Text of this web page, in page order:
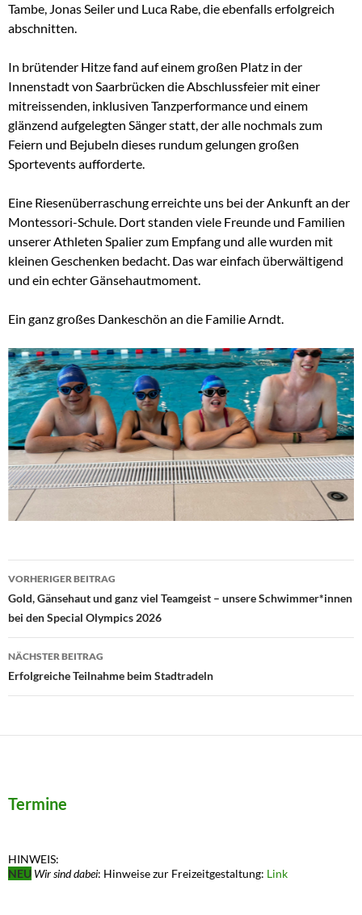
Tambe, Jonas Seiler und Luca Rabe, die ebenfalls erfolgreich
abschnitten.
In brütender Hitze fand auf einem großen Platz in der
Innenstadt von Saarbrücken die Abschlussfeier mit einer
mitreissenden, inklusiven Tanzperformance und einem
glänzend aufgelegten Sänger statt, der alle nochmals zum
Feiern und Bejubeln dieses rundum gelungen großen
Sportevents aufforderte.
Eine Riesenüberraschung erreichte uns bei der Ankunft an der
Montessori-Schule. Dort standen viele Freunde und Familien
unserer Athleten Spalier zum Empfang und alle wurden mit
kleinen Geschenken bedacht. Das war einfach überwältigend
und ein echter Gänsehautmoment.
Ein ganz großes Dankeschön an die Familie Arndt.
Beitragsnavigation
VORHERIGER BEITRAG
Gold, Gänsehaut und ganz viel Teamgeist – unsere Schwimmer*innen
bei den Special Olympics 2026
NÄCHSTER BEITRAG
Erfolgreiche Teilnahme beim Stadtradeln
Termine
HINWEIS:
NEU Wir sind dabei: Hinweise zur Freizeitgestaltung: Link